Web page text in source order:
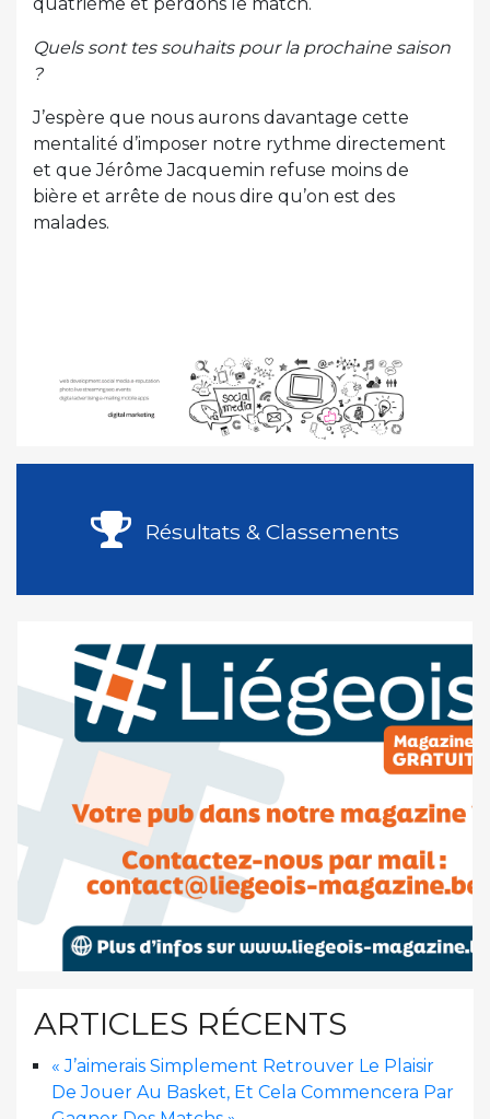
quatrième et perdons le match.
Quels sont tes souhaits pour la prochaine saison
?
J’espère que nous aurons davantage cette
mentalité d’imposer notre rythme directement
et que Jérôme Jacquemin refuse moins de
bière et arrête de nous dire qu’on est des
malades.
Résultats & Classements
ARTICLES RÉCENTS
« J’aimerais Simplement Retrouver Le Plaisir
De Jouer Au Basket, Et Cela Commencera Par